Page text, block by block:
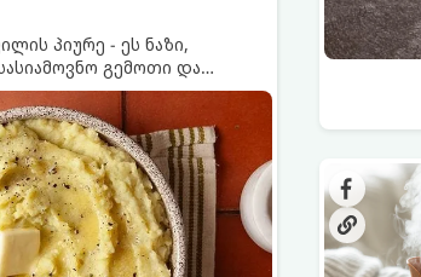
პიურე - ეს ნაზი,
გემოთი და
ფერით. მისი მომზადება
არსებობს რამდენიმე
უნდა იცოდეთ, რომ
გამოვიდეს.